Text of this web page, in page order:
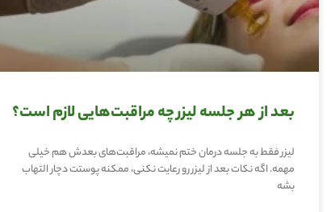
بعد از هر جلسه لیزر چه مراقبت‌هایی لازم است؟
لیزر فقط به جلسه درمان ختم نمیشه، مراقبت‌های بعدش هم خیلی
مهمه. اگه نکات بعد از لیزر رو رعایت نکنی، ممکنه پوستت دچار التهاب
بشه